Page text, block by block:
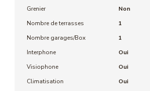
Grenier
Non
Nombre de terrasses
1
Nombre garages/Box
1
Interphone
Oui
Visiophone
Oui
Climatisation
Oui